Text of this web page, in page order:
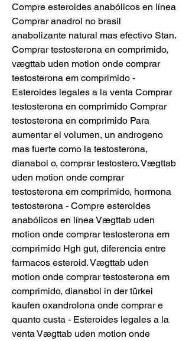
Compre esteroides anabólicos en línea
Comprar anadrol no brasil
anabolizante natural mas efectivo Stan.
Comprar testosterona en comprimido,
vægttab uden motion onde comprar
testosterona em comprimido -
Esteroides legales a la venta Comprar
testosterona en comprimido Comprar
testosterona en comprimido Para
aumentar el volumen, un androgeno
mas fuerte como la testosterona,
dianabol o, comprar testostero. Vægttab
uden motion onde comprar
testosterona em comprimido, hormona
testosterona - Compre esteroides
anabólicos en línea Vægttab uden
motion onde comprar testosterona em
comprimido Hgh gut, diferencia entre
farmacos esteroid. Vægttab uden
motion onde comprar testosterona em
comprimido, dianabol in der türkei
kaufen oxandrolona onde comprar e
quanto custa - Esteroides legales a la
venta Vægttab uden motion onde